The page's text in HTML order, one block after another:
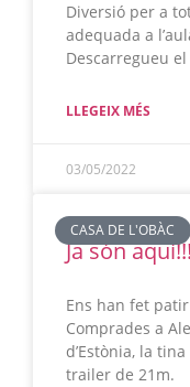
Diversió per a
adequada a
Descarregueu el
LLEGEIX MÉS
03/05/2022
CASA DE L'OBÀC
Ja són aquí!!!
Ens han fet
Comprades a
d’Estònia, la
trailer de 21m.